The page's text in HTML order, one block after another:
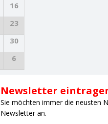
16
23
30
6
Newsletter
Sie möchten immer die neusten
Newsletter an.